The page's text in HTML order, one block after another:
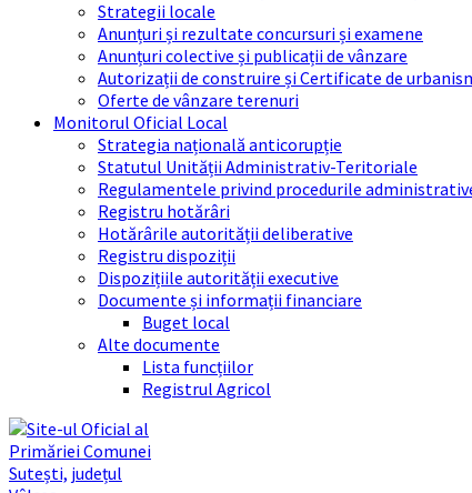
Strategii locale
Anunțuri și rezultate concursuri și examene
Anunțuri colective și publicații de vânzare
Autorizații de construire și Certificate de
Oferte de vânzare terenuri
Monitorul Oficial Local
Strategia națională anticorupție
Statutul Unității Administrativ-Teritoriale
Regulamentele privind procedurile
Registru hotărâri
Hotărârile autorității deliberative
Registru dispoziții
Dispozițiile autorității executive
Documente și informații financiare
Buget local
Alte documente
Lista funcțiilor
Registrul Agricol